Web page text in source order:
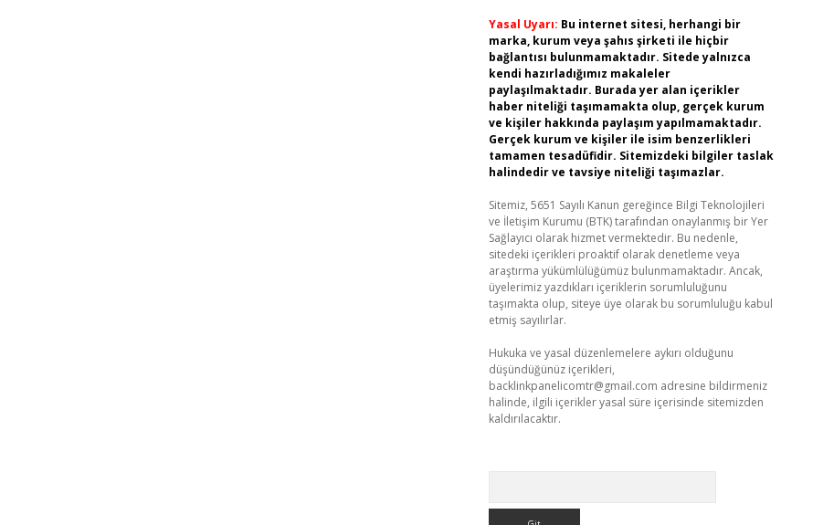
Yasal Uyarı: Bu internet sitesi, herhangi bir
marka, kurum veya şahıs şirketi ile hiçbir
bağlantısı bulunmamaktadır. Sitede yalnızca
kendi hazırladığımız makaleler
paylaşılmaktadır. Burada yer alan içerikler
haber niteliği taşımamakta olup, gerçek kurum
ve kişiler hakkında paylaşım yapılmamaktadır.
Gerçek kurum ve kişiler ile isim benzerlikleri
tamamen tesadüfidir. Sitemizdeki bilgiler taslak
halindedir ve tavsiye niteliği taşımazlar.
Sitemiz, 5651 Sayılı Kanun gereğince Bilgi Teknolojileri
ve İletişim Kurumu (BTK) tarafından onaylanmış bir Yer
Sağlayıcı olarak hizmet vermektedir. Bu nedenle,
sitedeki içerikleri proaktif olarak denetleme veya
araştırma yükümlülüğümüz bulunmamaktadır. Ancak,
üyelerimiz yazdıkları içeriklerin sorumluluğunu
taşımakta olup, siteye üye olarak bu sorumluluğu kabul
etmiş sayılırlar.
Hukuka ve yasal düzenlemelere aykırı olduğunu
düşündüğünüz içerikleri,
backlinkpanelicomtr@gmail.com adresine bildirmeniz
halinde, ilgili içerikler yasal süre içerisinde sitemizden
kaldırılacaktır.